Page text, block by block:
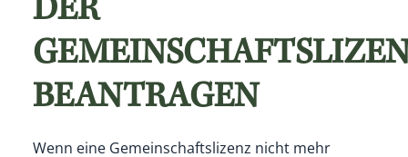
DER
BEANTRAGEN
Wenn eine Gemeinschaftslizenz nicht mehr